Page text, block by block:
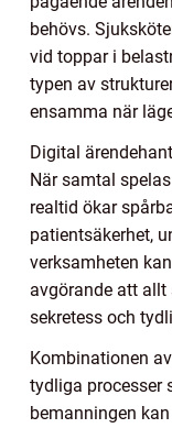
behövs.
vid toppar i
typen av
ensamma när
Digital
När samtal
realtid ökar
patientsäkerhet,
verksamheten
avgörande att
sekretess och
Kombinationen
tydliga processer
bemanningen